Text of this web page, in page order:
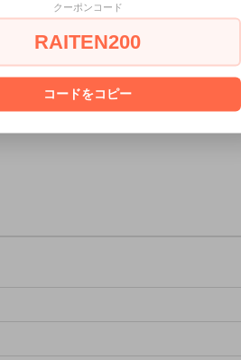
クーポンコード
RAITEN200
コードをコピー